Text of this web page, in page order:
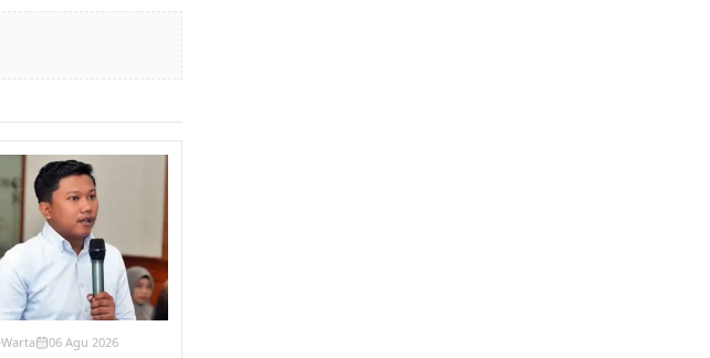
Warta 06 Agu 2026